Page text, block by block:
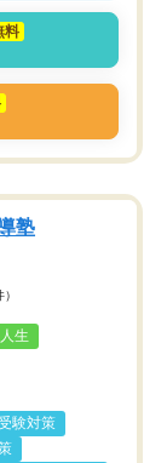
料
塾
生
験対策